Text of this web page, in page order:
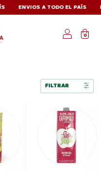
ENVIOS A TODO EL PAÍS
0
FILTRAR